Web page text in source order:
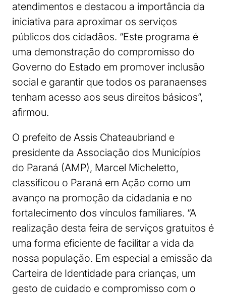
atendimentos e destacou a importância da
iniciativa para aproximar os serviços
públicos dos cidadãos. “Este programa é
uma demonstração do compromisso do
Governo do Estado em promover inclusão
social e garantir que todos os paranaenses
tenham acesso aos seus direitos básicos”,
afirmou.
O prefeito de Assis Chateaubriand e
presidente da Associação dos Municípios
do Paraná (AMP), Marcel Micheletto,
classificou o Paraná em Ação como um
avanço na promoção da cidadania e no
fortalecimento dos vínculos familiares. “A
realização desta feira de serviços gratuitos é
uma forma eficiente de facilitar a vida da
nossa população. Em especial a emissão da
Carteira de Identidade para crianças, um
gesto de cuidado e compromisso com o